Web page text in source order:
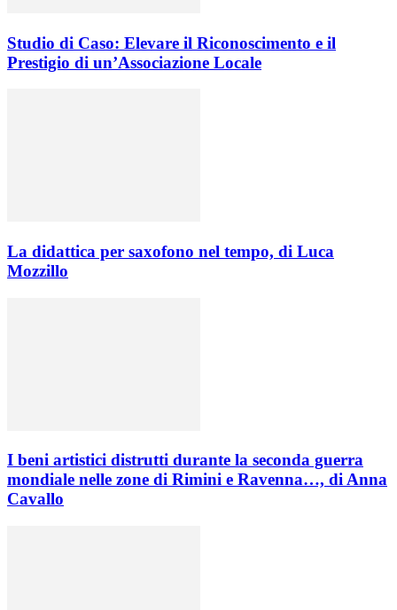
Studio di Caso: Elevare il Riconoscimento e il
Prestigio di un’Associazione Locale
La didattica per saxofono nel tempo, di Luca
Mozzillo
I beni artistici distrutti durante la seconda guerra
mondiale nelle zone di Rimini e Ravenna…, di Anna
Cavallo